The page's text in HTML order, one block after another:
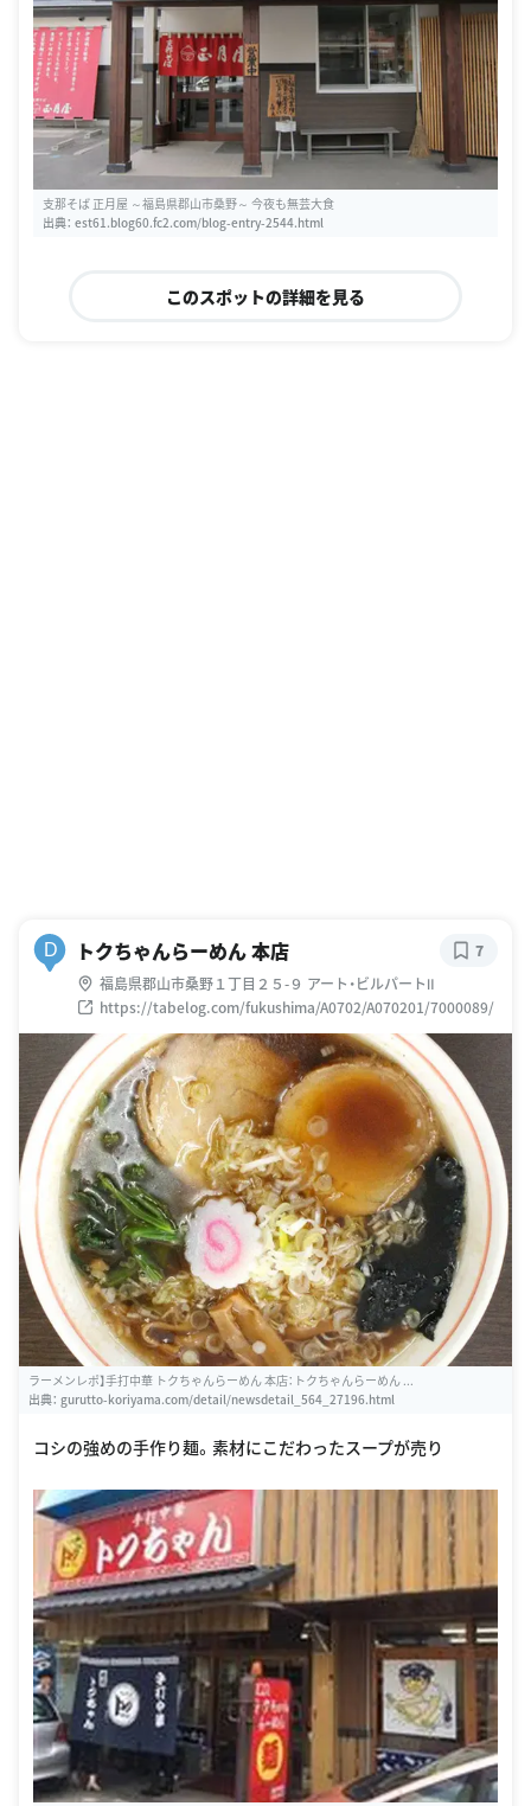
支那そば 正月屋 ～福島県郡山市桑野～ 今夜も無芸大食
出典： est61.blog60.fc2.com/blog-entry-2544.html
このスポットの詳細を見る
D トクちゃんらーめん 本店
福島県郡山市桑野１丁目２５-９ アート・ビルパートⅡ
https://tabelog.com/fukushima/A0702/A070201/7000089/
7
ラーメンレポ】手打中華 トクちゃんらーめん 本店：トクちゃんらーめん ...
出典： gurutto-koriyama.com/detail/newsdetail_564_27196.html
コシの強めの手作り麺。素材にこだわったスープが売り